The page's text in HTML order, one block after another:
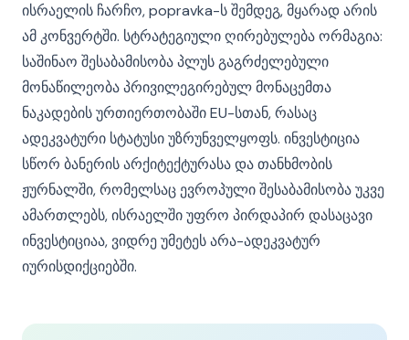
ისრაელის ჩარჩო, popravka-ს შემდეგ, მყარად არის
ამ კონვერტში. სტრატეგიული ღირებულება ორმაგია:
საშინაო შესაბამისობა პლუს გაგრძელებული
მონაწილეობა პრივილეგირებულ მონაცემთა
ნაკადების ურთიერთობაში EU-სთან, რასაც
ადეკვატური სტატუსი უზრუნველყოფს. ინვესტიცია
სწორ ბანერის არქიტექტურასა და თანხმობის
ჟურნალში, რომელსაც ევროპული შესაბამისობა უკვე
ამართლებს, ისრაელში უფრო პირდაპირ დასაცავი
ინვესტიციაა, ვიდრე უმეტეს არა-ადეკვატურ
იურისდიქციებში.